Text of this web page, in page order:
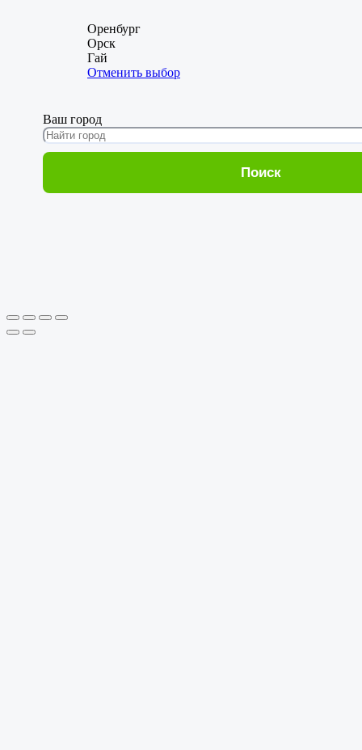
Оренбург
Орск
Гай
Отменить выбор
Ваш город
Поиск